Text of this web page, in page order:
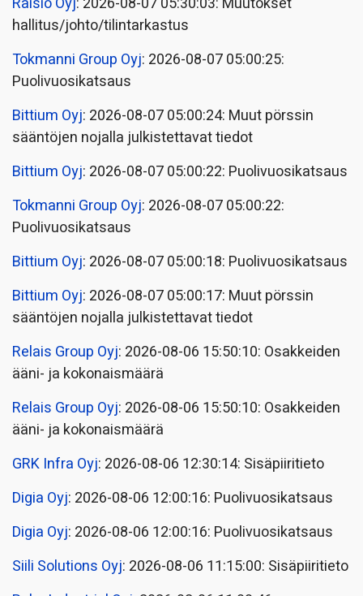
hallitus/johto/tilintarkastus
Tokmanni Group Oyj: 2026-08-07 05:00:25:
Puolivuosikatsaus
Bittium Oyj: 2026-08-07 05:00:24: Muut pörssin
sääntöjen nojalla julkistettavat tiedot
Bittium Oyj: 2026-08-07 05:00:22: Puolivuosikatsaus
Tokmanni Group Oyj: 2026-08-07 05:00:22:
Puolivuosikatsaus
Bittium Oyj: 2026-08-07 05:00:18: Puolivuosikatsaus
Bittium Oyj: 2026-08-07 05:00:17: Muut pörssin
sääntöjen nojalla julkistettavat tiedot
Relais Group Oyj: 2026-08-06 15:50:10: Osakkeiden
ääni- ja kokonaismäärä
Relais Group Oyj: 2026-08-06 15:50:10: Osakkeiden
ääni- ja kokonaismäärä
GRK Infra Oyj: 2026-08-06 12:30:14: Sisäpiiritieto
Digia Oyj: 2026-08-06 12:00:16: Puolivuosikatsaus
Digia Oyj: 2026-08-06 12:00:16: Puolivuosikatsaus
Siili Solutions Oyj: 2026-08-06 11:15:00: Sisäpiiritieto